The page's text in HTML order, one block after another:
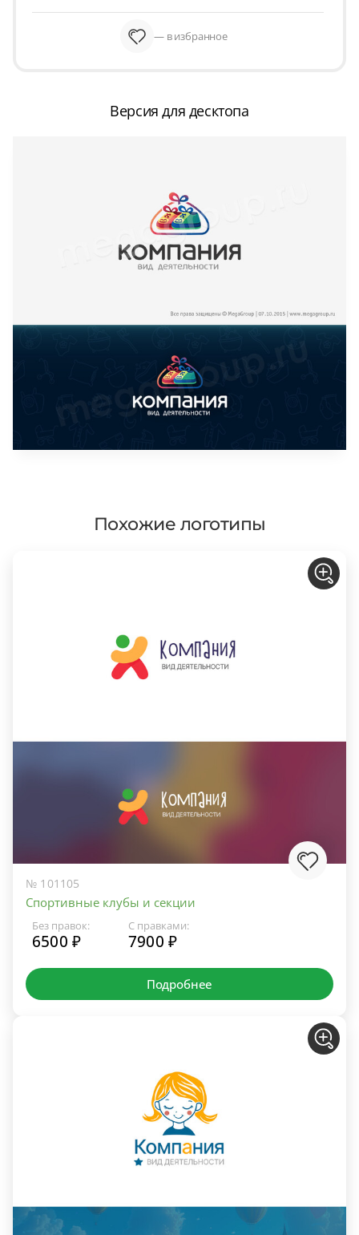
— в избранное
Версия для десктопа
Похожие логотипы
№ 101105
Спортивные клубы и секции
Без правок:
6500 ₽
С правками:
7900 ₽
Подробнее